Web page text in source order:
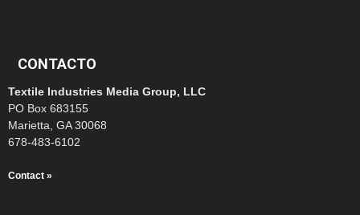
CONTACTO
Textile Industries Media Group, LLC
PO Box 683155
Marietta, GA 30068
678-483-6102
Contact »